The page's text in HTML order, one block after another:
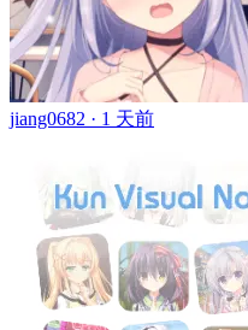
jiang0682 · 1 天前